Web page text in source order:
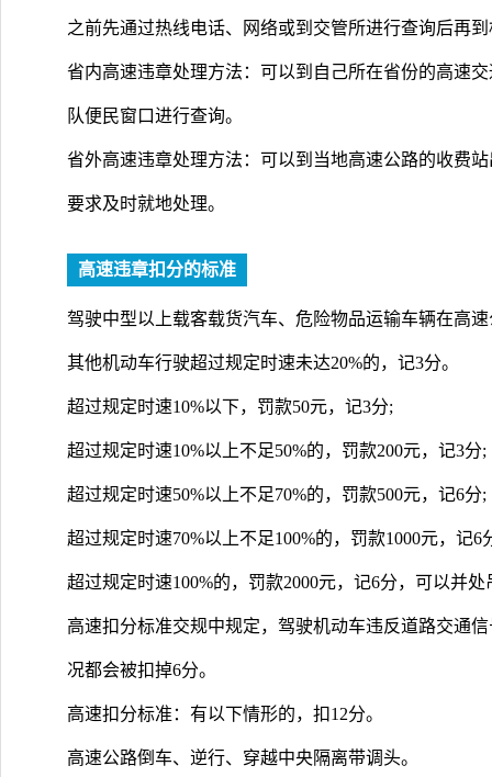
之前先通过热线电话、网络或到交管所进行查询后再
省内高速违章处理方法：可以到自己所在省份的高速
队便民窗口进行查询。
省外高速违章处理方法：可以到当地高速公路的收费
要求及时就地处理。
高速违章扣分的标准
驾驶中型以上载客载货汽车、危险物品运输车辆在高
其他机动车行驶超过规定时速未达20%的，记3分。
超过规定时速10%以下，罚款50元，记3分;
超过规定时速10%以上不足50%的，罚款200元，记3分;
超过规定时速50%以上不足70%的，罚款500元，记6分;
超过规定时速70%以上不足100%的，罚款1000元，记6
超过规定时速100%的，罚款2000元，记6分，可以并处
高速扣分标准交规中规定，驾驶机动车违反道路交通
况都会被扣掉6分。
高速扣分标准：有以下情形的，扣12分。
高速公路倒车、逆行、穿越中央隔离带调头。